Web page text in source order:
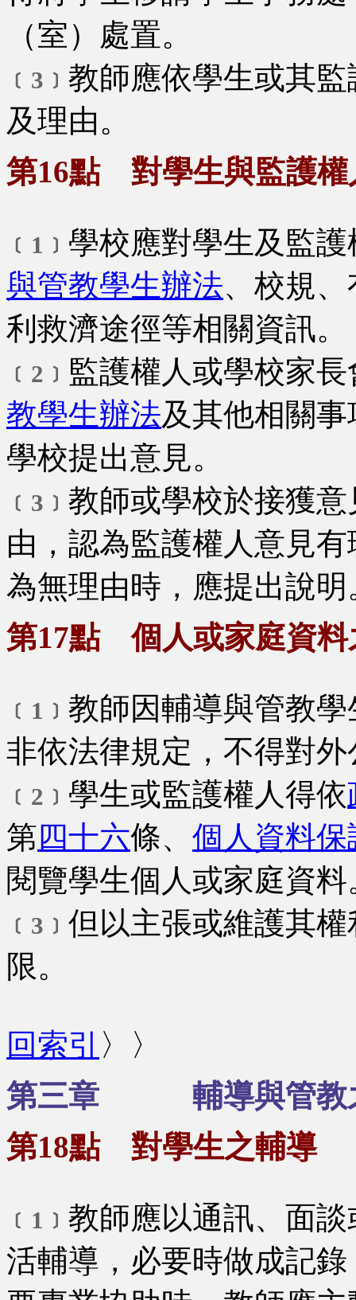
（室）處置。
﹝3﹞ 教師應依學生或其
及理由。
第16點 對學生與監護權
﹝1﹞ 學校應對學生及監
與管教學生辦法、校規
利救濟途徑等相關資訊。
﹝2﹞ 監護權人或學校家
教學生辦法及其他相關
學校提出意見。
﹝3﹞ 教師或學校於接獲
由，認為監護權人意見
為無理由時，應提出說明
第17點 個人或家庭資料
﹝1﹞ 教師因輔導與管教
非依法律規定，不得對
﹝2﹞ 學生或監護權人得依
第四十六條、 個人資料保
閱覽學生個人或家庭資料
﹝3﹞ 但以主張或維護其
限。
回索引 〉〉
第三章 輔導與管教
第18點 對學生之輔導
﹝1﹞ 教師應以通訊、面
活輔導，必要時做成記